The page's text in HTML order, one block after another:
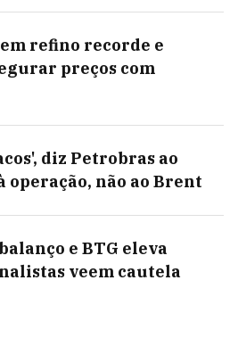
refino recorde e
preços com
diz Petrobras ao
não ao Brent
e BTG eleva
veem cautela